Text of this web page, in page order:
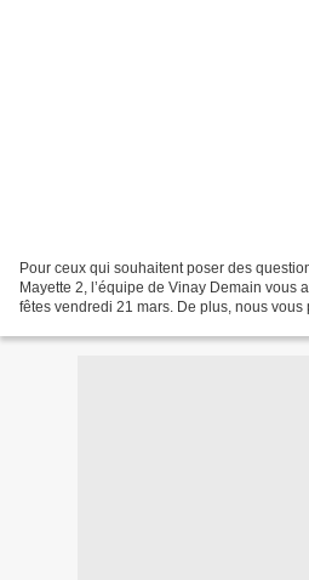
Pour ceux qui souhaitent poser des
Mayette 2, l’équipe de Vinay Demain vous
fêtes vendredi 21 mars. De plus, nous vous